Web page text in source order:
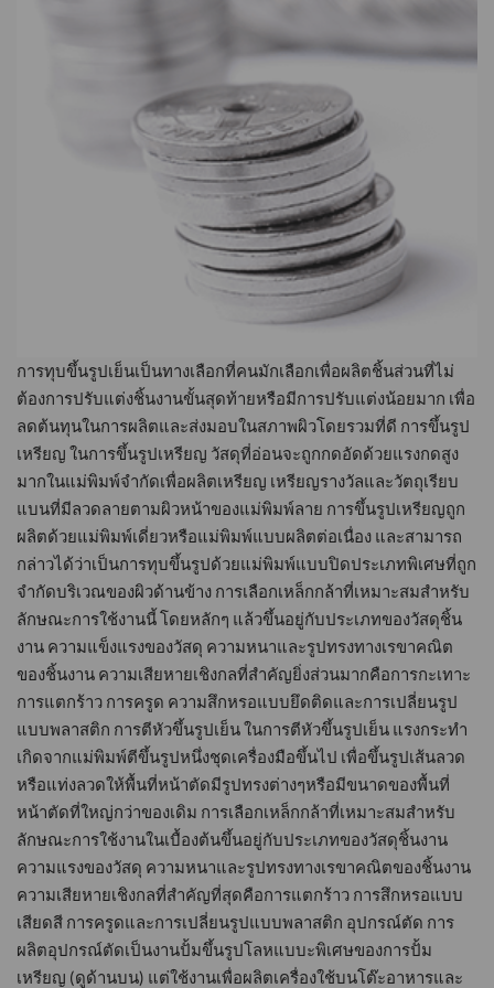
การทุบขึ้นรูปเย็นเป็นทางเลือกที่คนมักเลือกเพื่อผลิตชิ้นส่วนที่ไม่
ต้องการปรับแต่งชิ้นงานขั้นสุดท้ายหรือมีการปรับแต่งน้อยมาก เพื่อ
ลดต้นทุนในการผลิตและส่งมอบในสภาพผิวโดยรวมที่ดี การขึ้นรูป
เหรียญ ในการขึ้นรูปเหรียญ วัสดุที่อ่อนจะถูกกดอัดด้วยแรงกดสูง
มากในแม่พิมพ์จำกัดเพื่อผลิตเหรียญ เหรียญรางวัลและวัตถุเรียบ
แบนที่มีลวดลายตามผิวหน้าของแม่พิมพ์ลาย การขึ้นรูปเหรียญถูก
ผลิตด้วยแม่พิมพ์เดี่ยวหรือแม่พิมพ์แบบผลิตต่อเนื่อง และสามารถ
กล่าวได้ว่าเป็นการทุบขึ้นรูปด้วยแม่พิมพ์แบบปิดประเภทพิเศษที่ถูก
จำกัดบริเวณของผิวด้านข้าง การเลือกเหล็กกล้าที่เหมาะสมสำหรับ
ลักษณะการใช้งานนี้ โดยหลักๆ แล้วขึ้นอยู่กับประเภทของวัสดุชิ้น
งาน ความแข็งแรงของวัสดุ ความหนาและรูปทรงทางเรขาคณิต
ของชิ้นงาน ความเสียหายเชิงกลที่สำคัญยิ่งส่วนมากคือการกะเทาะ
การแตกร้าว การครูด ความสึกหรอแบบยึดติดและการเปลี่ยนรูป
แบบพลาสติก การตีหัวขึ้นรูปเย็น ในการตีหัวขึ้นรูปเย็น แรงกระทำ
เกิดจากแม่พิมพ์ตีขึ้นรูปหนึ่งชุดเครื่องมือขึ้นไป เพื่อขึ้นรูปเส้นลวด
หรือแท่งลวดให้พื้นที่หน้าตัดมีรูปทรงต่างๆหรือมีขนาดของพื้นที่
หน้าตัดที่ใหญ่กว่าของเดิม การเลือกเหล็กกล้าที่เหมาะสมสำหรับ
ลักษณะการใช้งานในเบื้องต้นขึ้นอยู่กับประเภทของวัสดุชิ้นงาน
ความแรงของวัสดุ ความหนาและรูปทรงทางเรขาคณิตของชิ้นงาน
ความเสียหายเชิงกลที่สำคัญที่สุดคือการแตกร้าว การสึกหรอแบบ
เสียดสี การครูดและการเปลี่ยนรูปแบบพลาสติก อุปกรณ์ตัด การ
ผลิตอุปกรณ์ตัดเป็นงานปั้มขึ้นรูปโลหแบบะพิเศษของการปั้ม
เหรียญ (ดูด้านบน) แต่ใช้งานเพื่อผลิตเครื่องใช้บนโต๊ะอาหารและ